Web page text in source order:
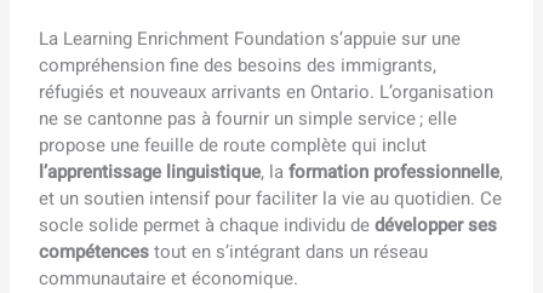
La Learning Enrichment Foundation s’appuie sur une
compréhension fine des besoins des immigrants,
réfugiés et nouveaux arrivants en Ontario. L’organisation
ne se cantonne pas à fournir un simple service ; elle
propose une feuille de route complète qui inclut
l’apprentissage linguistique, laformation professionnelle,
et un soutien intensif pour faciliter la vie au quotidien. Ce
socle solide permet à chaque individu dedévelopper ses
compétencestout en s’intégrant dans un réseau
communautaire et économique.